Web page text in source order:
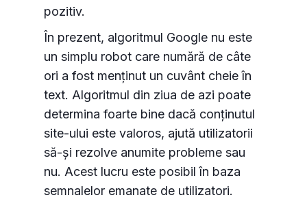
pozitiv.
În prezent, algoritmul Google nu este
un simplu robot care numără de câte
ori a fost menținut un cuvânt cheie în
text. Algoritmul din ziua de azi poate
determina foarte bine dacă conținutul
site-ului este valoros, ajută utilizatorii
să-și rezolve anumite probleme sau
nu. Acest lucru este posibil în baza
semnalelor emanate de utilizatori.